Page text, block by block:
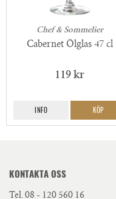
Chef & Sommelier
Cabernet Ölglas 47 cl
119 kr
INFO KÖP
KONTAKTA OSS
Tel. 08 - 120 560 16